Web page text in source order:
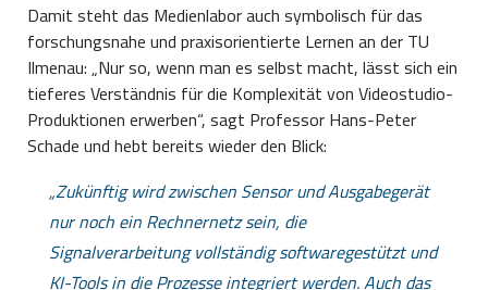
Damit steht das Medienlabor auch symbolisch für das
forschungsnahe und praxisorientierte Lernen an der TU
Ilmenau: „Nur so, wenn man es selbst macht, lässt sich ein
tieferes Verständnis für die Komplexität von Videostudio-
Produktionen erwerben“, sagt Professor Hans-Peter
Schade und hebt bereits wieder den Blick:
Zukünftig wird zwischen Sensor und Ausgabegerät
nur noch ein Rechnernetz sein, die
Signalverarbeitung vollständig softwaregestützt und
KI-Tools in die Prozesse integriert werden. Auch das